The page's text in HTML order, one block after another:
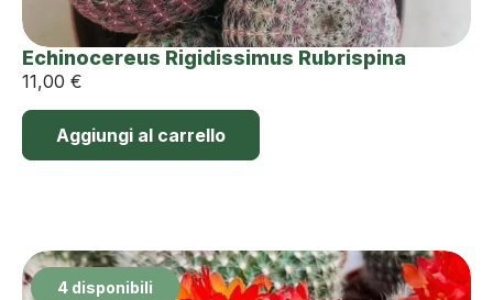
Echinocereus Rigidissimus Rubrispina
11,00 €
Aggiungi al carrello
4 disponibili